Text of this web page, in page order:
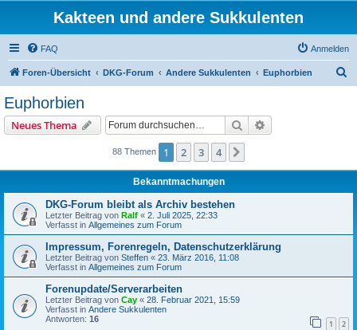
Kakteen und andere Sukkulenten
FAQ Anmelden
Foren-Übersicht DKG-Forum Andere Sukkulenten Euphorbien
Euphorbien
Neues Thema Suche
88 Themen 1 2 3 4
Bekanntmachungen
DKG-Forum bleibt als Archiv bestehen
Letzter Beitrag von Ralf « 2. Juli 2025, 22:33
Verfasst in Allgemeines zum Forum
Impressum, Forenregeln, Datenschutzerklärung
Letzter Beitrag von Steffen « 23. März 2016, 11:08
Verfasst in Allgemeines zum Forum
Forenupdate/Serverarbeiten
Letzter Beitrag von Cay « 28. Februar 2021, 15:59
Verfasst in Andere Sukkulenten
Antworten: 16 1 2